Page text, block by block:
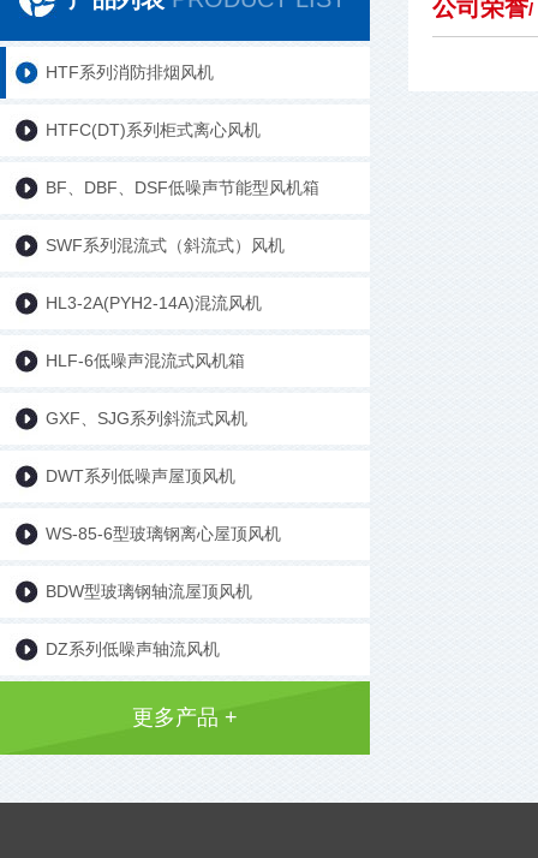
HTF系列消防排烟风机
HTFC(DT)系列柜式离心风机
BF、DBF、DSF低噪声节能型风机箱
SWF系列混流式（斜流式）风机
HL3-2A(PYH2-14A)混流风机
HLF-6低噪声混流式风机箱
GXF、SJG系列斜流式风机
DWT系列低噪声屋顶风机
WS-85-6型玻璃钢离心屋顶风机
BDW型玻璃钢轴流屋顶风机
DZ系列低噪声轴流风机
更多产品 +
公司荣誉/